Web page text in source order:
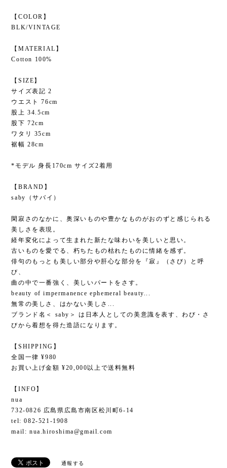
【COLOR】
BLK/VINTAGE
【MATERIAL】
Cotton 100%
【SIZE】
サイズ表記 2
ウエスト 76cm
股上 34.5cm
股下 72cm
ワタリ 35cm
裾幅 28cm
*モデル 身長170cm サイズ2着用
【BRAND】
saby（サバイ）
閑寂さのなかに、奥深いものや豊かなものがおのずと感じられる
美しさを表現。
経年変化によって生まれた新たな味わいを美しいと思い。
古いものを愛でる、朽ちたもの枯れたものに情緒を感ず。
俳句のもっとも美しい部分や肝心な部分を『寂』（さび）と呼
び、
曲の中で一番強く、美しいパートをさす。
beauty of impermanence ephemeral beauty...
無常の美しさ、はかない美しさ...
ブランド名＜ saby＞ は日本人としての美意識を表す、わび・さ
びから着想を得た造語になります。
【SHIPPING】
全国一律 ¥980
お買い上げ金額 ¥20,000以上で送料無料
【INFO】
nua
732-0826 広島県広島市南区松川町6-14
tel: 082-521-1908
mail: nua.hiroshima@gmail.com
通報する